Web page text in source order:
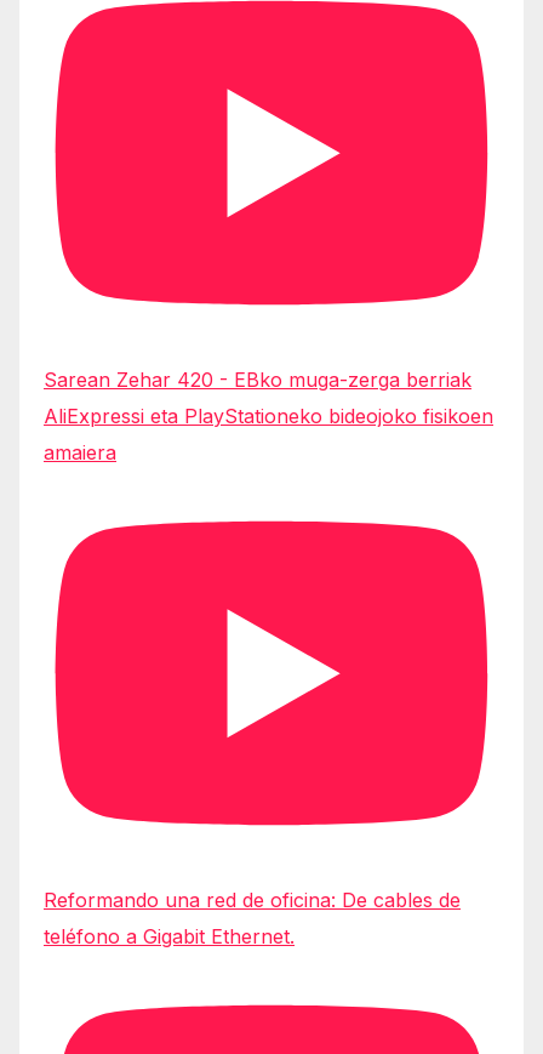
Sarean Zehar 420 - EBko muga-zerga berriak
AliExpressi eta PlayStationeko bideojoko fisikoen
amaiera
Reformando una red de oficina: De cables de
teléfono a Gigabit Ethernet.